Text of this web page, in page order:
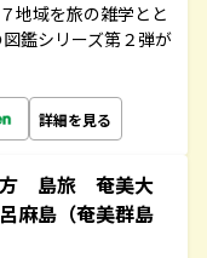
地域を旅の雑学とと
鑑シリーズ第２弾が
詳細を見る
方 島旅 奄美大
島（奄美群島